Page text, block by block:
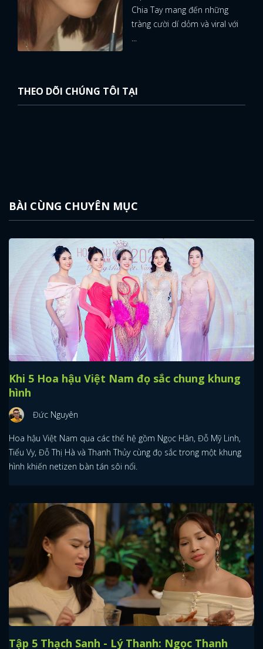
FACEBOOK GOOGLE
Chia Tay mang đến những
tràng cười dí dỏm và viral với
THEO DÕI CHÚNG TÔI TẠI
BÀI CÙNG CHUYÊN MỤC
Khi 5 Hoa hậu Việt Nam đọ sắc chung khung
hình
Đức Nguyên
Hoa hậu Việt Nam qua các thế hệ gồm Ngọc Hân, Đỗ Mỹ Linh,
Tiểu Vy, Đỗ Thị Hà và Thanh Thủy cùng đọ sắc trong một khung
hình khiến netizen bàn tán sôi nổi.
Tập 5 Thạch Sanh - Lý Thanh: Ngọc Thanh